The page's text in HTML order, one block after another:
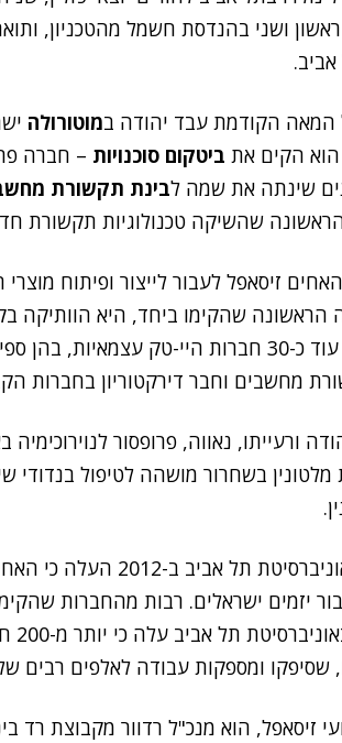
ושני בהנדסת חשמל מהטכניון,
מוטורולה
ביטקום סוכנויות – חברה
שינתה את שמה לבינת תקשורת
שהשיקה טכנולוגיות תקשורת
הראשונה שהקימו ביחד, היא הוותיקה
צמחה ונוספו לה עוד כ-30 חברות היי-טק
מחשבים וחבר דירקטוריון בחברות
מלטונין בשחרור מושהה לטיפול
מחקר שנערך
יזמים ישראלים. רבות מהחברות
ומספקות עבודה לאלפים רבים
זיסאפל, הוא מנכ"ל רדוור מקבוצת רד